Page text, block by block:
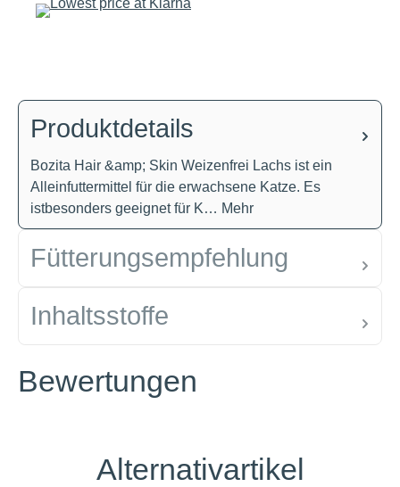
Produktdetails
Bozita Hair &amp; Skin Weizenfrei Lachs ist ein
Alleinfuttermittel für die erwachsene Katze. Es
istbesonders geeignet für K… Mehr
Fütterungsempfehlung
Inhaltsstoffe
Bewertungen
Produktgalerie überspringen
Alternativartikel